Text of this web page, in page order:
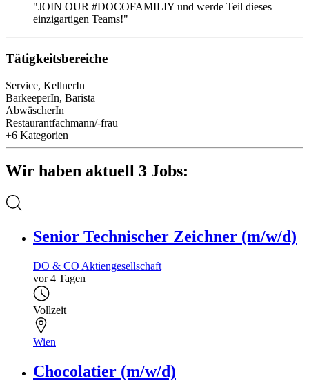
"JOIN OUR #DOCOFAMILIY und werde Teil dieses
einzigartigen Teams!"
Tätigkeitsbereiche
Service, KellnerIn
BarkeeperIn, Barista
AbwäscherIn
Restaurantfachmann/-frau
+6 Kategorien
Wir haben aktuell 3 Jobs:
Senior Technischer Zeichner (m/w/d)
DO & CO Aktiengesellschaft
vor 4 Tagen
Vollzeit
Wien
Chocolatier (m/w/d)